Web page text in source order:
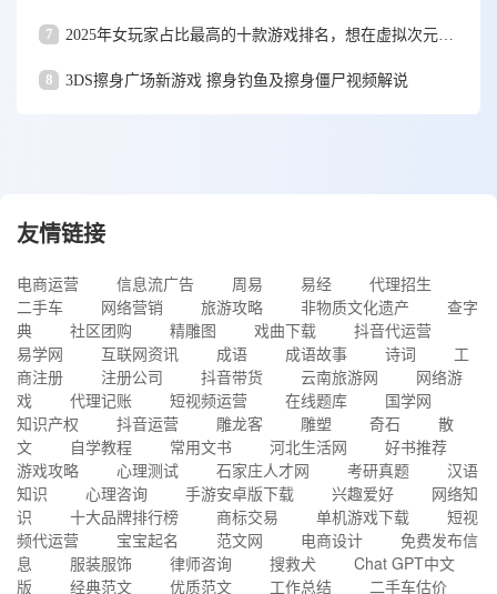
7 2025年女玩家占比最高的十款游戏排名，想在虚拟次元脱单的看过来
8 3DS擦身广场新游戏 擦身钓鱼及擦身僵尸视频解说
友情链接
电商运营 信息流广告 周易 易经
代理招生
二手车
网络营销 旅游攻略 非物质文化遗产
查字
典
社区团购 精雕图 戏曲下载
抖音代运营
易学网
互联网资讯 成语 成语故事 诗词
工
商注册
注册公司 抖音带货 云南旅游网
网络游
戏
代理记账 短视频运营 在线题库
国学网
知识产权
抖音运营 雕龙客 雕塑 奇石
散
文
自学教程 常用文书 河北生活网
好书推荐
游戏攻略
心理测试 石家庄人才网 考研真题
汉语
知识
心理咨询 手游安卓版下载 兴趣爱好
网络知
识
十大品牌排行榜 商标交易 单机游戏下载
短视
频代运营
宝宝起名 范文网 电商设计
免费发布信
息
服装服饰 律师咨询 搜救犬
Chat GPT中文
版
经典范文 优质范文 工作总结
二手车估价